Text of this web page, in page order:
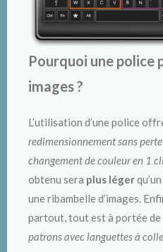
Pourquoi une police
images ?
L’utilisation d’une police
redimensionnement sans
changement de couleur en 1
obtenu sera plus léger
une ribambelle d’images.
partout, tout est à portée
patrons avec languettes à